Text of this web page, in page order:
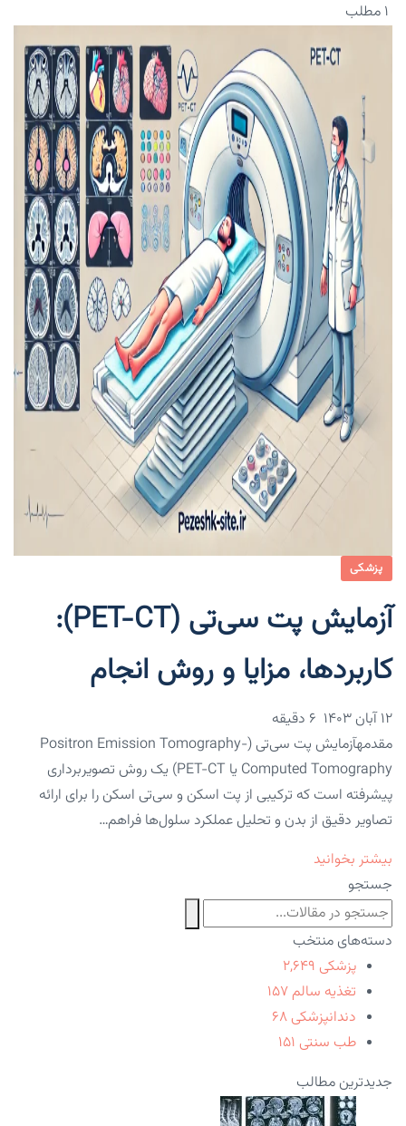
۱ مطلب
پزشکی
آزمایش پت سی‌تی (PET-CT):
کاربردها، مزایا و روش انجام
۱۲ آبان ۱۴۰۳
مقدمهآزمایش پت سی‌تی (Positron Emission Tomography-
Computed Tomography یا PET-CT) یک روش تصویربرداری
پیشرفته است که ترکیبی از پت اسکن و سی‌تی اسکن را برای ارائه
تصاویر دقیق از بدن و تحلیل عملکرد سلول‌ها فراهم…
بیشتر بخوانید
جستجو
دسته‌های منتخب
پزشکی ۲,۶۴۹
تغذیه سالم ۱۵۷
دندانپزشکی ۶۸
طب سنتی ۱۵۱
جدیدترین مطالب